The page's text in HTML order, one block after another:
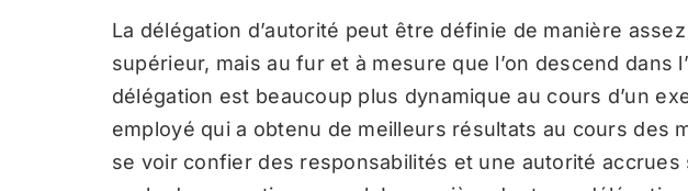
La délégation d’autorité peut être définie de manière
supérieur, mais au fur et à mesure que l’on descend dans
délégation est beaucoup plus dynamique au cours d’un
employé qui a obtenu de meilleurs résultats au cours des
se voir confier des responsabilités et une autorité accrues